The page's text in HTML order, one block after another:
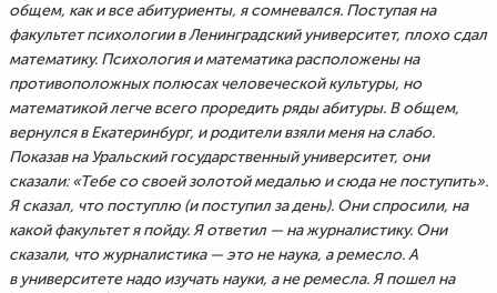
общем, как и все абитуриенты, я сомневался. Поступая на
факультет психологии в Ленинградский университет, плохо сдал
математику. Психология и математика расположены на
противоположных полюсах человеческой культуры, но
математикой легче всего проредить ряды абитуры. В общем,
вернулся в Екатеринбург, и родители взяли меня на слабо.
Показав на Уральский государственный университет, они
сказали: «Тебе со своей золотой медалью и сюда не поступить».
Я сказал, что поступлю (и поступил за день). Они спросили, на
какой факультет я пойду. Я ответил — на журналистику. Они
сказали, что журналистика — это не наука, а ремесло. А
в университете надо изучать науки, а не ремесла. Я пошел на